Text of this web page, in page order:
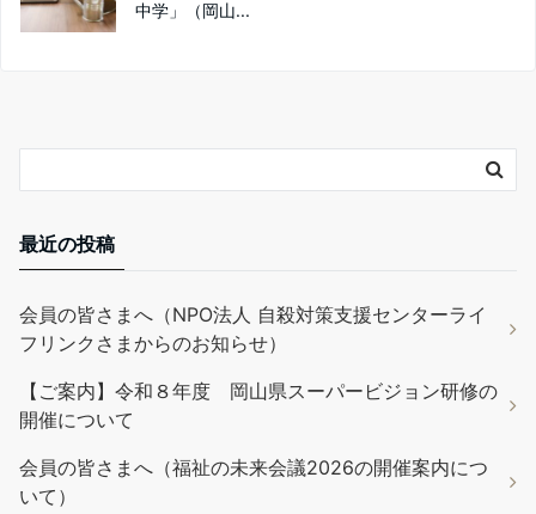
中学」（岡山...
最近の投稿
会員の皆さまへ（NPO法人 自殺対策支援センターライ
フリンクさまからのお知らせ）
【ご案内】令和８年度 岡山県スーパービジョン研修の
開催について
会員の皆さまへ（福祉の未来会議2026の開催案内につ
いて）